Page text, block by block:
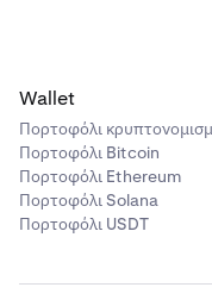
Wallet
Πορτοφόλι
Πορτοφόλι Bitcoin
Πορτοφόλι Ethereum
Πορτοφόλι Solana
Πορτοφόλι USDT